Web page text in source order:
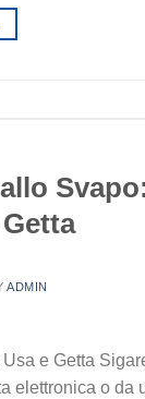
ADMIN
e Getta
elettronica o da